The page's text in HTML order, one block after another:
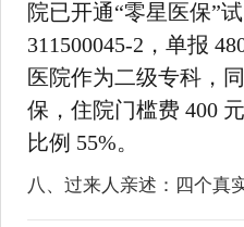
院已开通“零星医保”
311500045-2，单报
医院作为二级专科，
保，住院门槛费 400
比例 55%。
八、过来人亲述：四个真